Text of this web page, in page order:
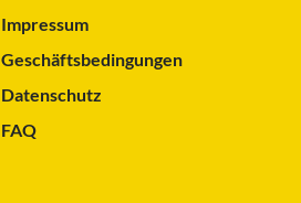
Impressum
Geschäftsbedingungen
Datenschutz
FAQ